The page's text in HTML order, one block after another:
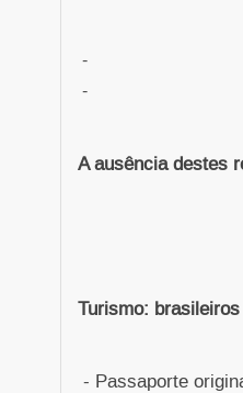
-
-
A ausência destes
Turismo:
- Passaporte